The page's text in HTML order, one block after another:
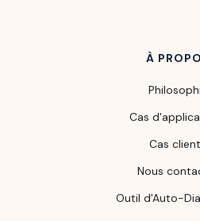
À
Cas
Cas
Nous
Outil d'Auto-